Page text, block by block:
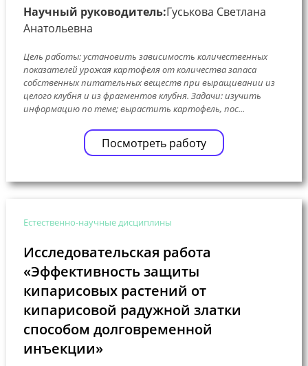
Научный руководитель:Гуськова Светлана
Анатольевна
Цель работы: установить зависимость количественных
показателей урожая картофеля от количества запаса
собственных питательных веществ при выращивании из
целого клубня и из фрагментов клубня. Задачи: изучить
информацию по теме; вырастить картофель, пос...
Посмотреть работу
Естественно-научные дисциплины
Исследовательская работа
«Эффективность защиты
кипарисовых растений от
кипарисовой радужной златки
способом долговременной
инъекции»